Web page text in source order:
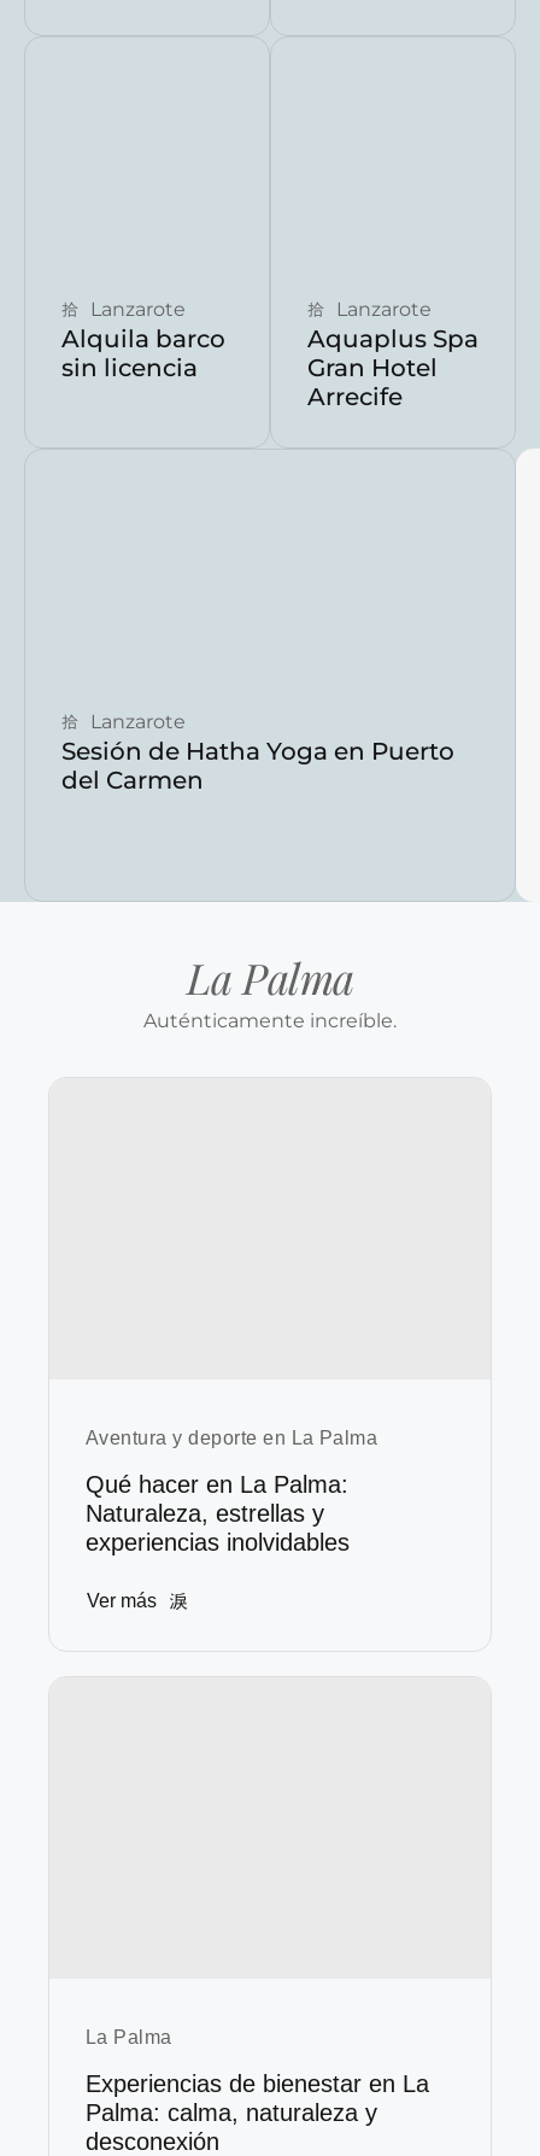
Lanzarote
Alquila barco
sin licencia
Lanzarote
Aquaplus Spa
Gran Hotel
Arrecife
Lanzarote
Sesión de Hatha Yoga en Puerto
del Carmen
La Palma
Auténticamente increíble.
Aventura y deporte en La Palma
Qué hacer en La Palma:
Naturaleza, estrellas y
experiencias inolvidables
Ver más
La Palma
Experiencias de bienestar en La
Palma: calma, naturaleza y
desconexión